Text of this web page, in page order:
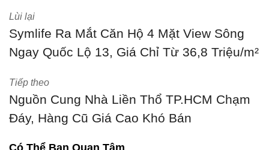
Lùi lại
Symlife Ra Mắt Căn Hộ 4 Mặt View Sông
Ngay Quốc Lộ 13, Giá Chỉ Từ 36,8 Triệu/m²
Tiếp theo
Nguồn Cung Nhà Liền Thổ TP.HCM Chạm
Đáy, Hàng Cũ Giá Cao Khó Bán